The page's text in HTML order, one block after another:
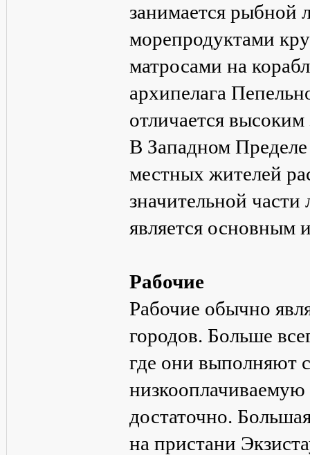
занимается рыбной
морепродуктами
матросами на
архипелага
отличается
В Западном
местных жителей
значительной
является основным
Рабочие
Рабочие обычно
городов. Больше
где они выполняют
низкооплачиваемую
достаточно.
на пристани